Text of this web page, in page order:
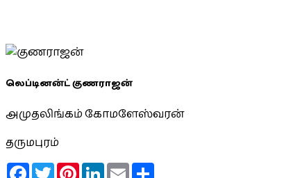
லெப்டினன்ட் குணராஜன்
அமுதலிங்கம் கோமளேஸ்வரன்
தருமபுரம்
FacebookTwitterPinterestLinkedInEmail